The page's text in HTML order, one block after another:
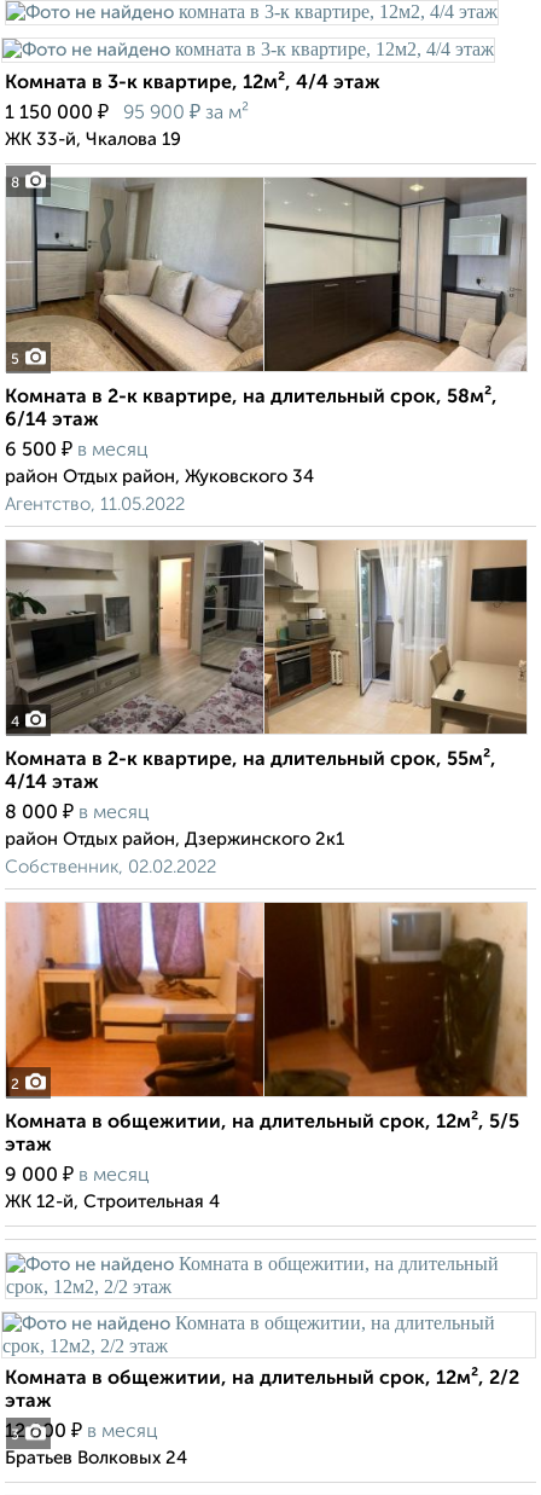
8
Комната в 3-к квартире, 12м², 4/4 этаж
1 150 000 ₽ 95 900 ₽ за м²
ЖК 33-й, Чкалова 19
5
Комната в 2-к квартире, на длительный срок, 58м²,
6/14 этаж
6 500 ₽ в месяц
район Отдых район, Жуковского 34
Агентство, 11.05.2022
4
Комната в 2-к квартире, на длительный срок, 55м²,
4/14 этаж
8 000 ₽ в месяц
район Отдых район, Дзержинского 2к1
Собственник, 02.02.2022
2
Комната в общежитии, на длительный срок, 12м², 5/5
этаж
9 000 ₽ в месяц
ЖК 12-й, Строительная 4
3
Комната в общежитии, на длительный срок, 12м², 2/2
этаж
12 000 ₽ в месяц
Братьев Волковых 24